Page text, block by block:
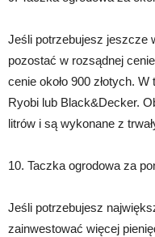
Jeśli potrzebujesz jeszcze
pozostać w rozsądnej
cenie około 900 złotych.
Ryobi lub Black&Decker.
litrów i są wykonane z
10. Taczka ogrodowa za
Jeśli potrzebujesz
zainwestować więcej